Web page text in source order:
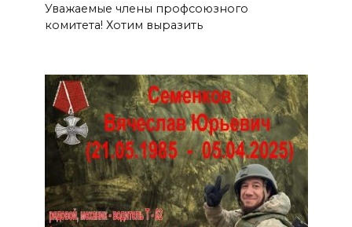
Уважаемые члены профсоюзного
комитета! Хотим выразить